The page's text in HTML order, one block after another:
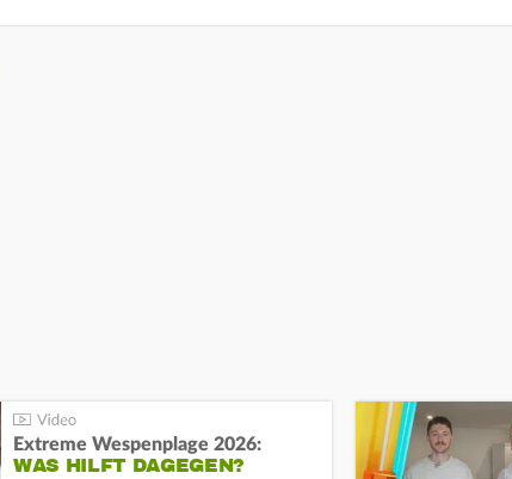
Extreme Wespenplage 2026:
WAS HILFT DAGEGEN?